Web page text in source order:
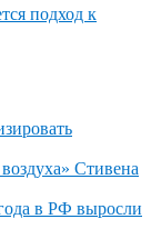
подход к
Стивена
в РФ выросли